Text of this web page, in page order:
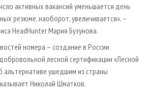
активных вакансий уменьшается день
резюме, наоборот, увеличивается», –
HeadHunter Мария Бузунова.
номера – создание в России
лесной сертификации «Лесной
альтернативе ушедшим из страны
Николай Шматков.